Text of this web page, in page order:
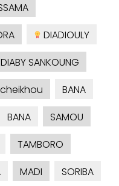
DIADIOULY
DIABY SANKOUNG
BANA
BANA
SAMOU
TAMBORO
MADI
SORIBA